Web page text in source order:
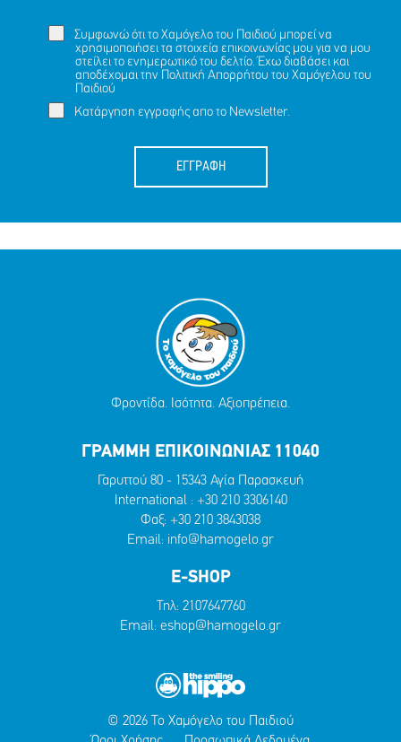
Συμφωνώ ότι το Χαμόγελο του Παιδιού μπορεί να
χρησιμοποιήσει τα στοιχεία επικοινωνίας μου για να μου
στείλει το ενημερωτικό του δελτίο. Έχω διαβάσει και
αποδέχομαι την Πολιτική Απορρήτου του Χαμόγελου του
Παιδιού
Κατάργηση εγγραφής απο το Newsletter.
ΕΓΓΡΑΦΗ
Φροντίδα. Ισότητα. Αξιοπρέπεια.
ΓΡΑΜΜΗ ΕΠΙΚΟΙΝΩΝΙΑΣ 11040
Γαρυττού 80 - 15343 Αγία Παρασκευή
International : +30 210 3306140
Φαξ: +30 210 3843038
Email: info@hamogelo.gr
E-SHOP
Τηλ: 2107647760
Email: eshop@hamogelo.gr
© 2026 Το Χαμόγελο του Παιδιού